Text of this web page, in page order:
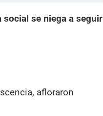
social se niega a seguir
afloraron